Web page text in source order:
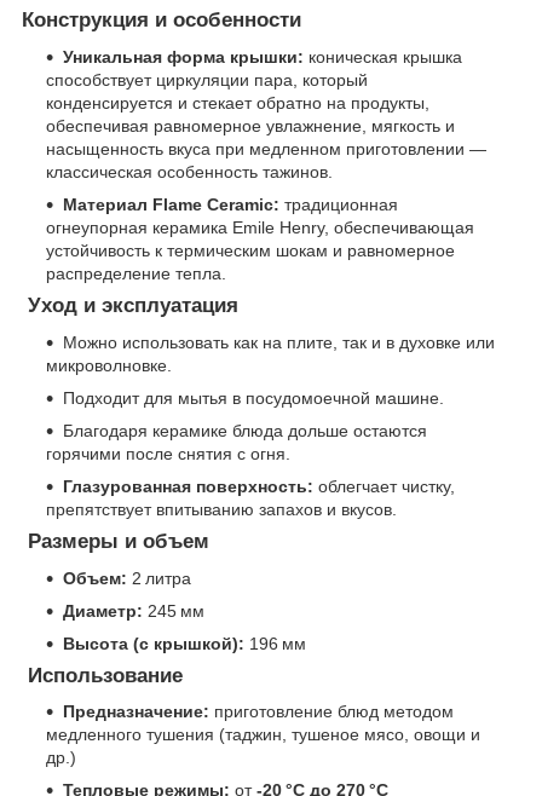
Конструкция и особенности
Уникальная форма крышки: коническая крышка
способствует циркуляции пара, который
конденсируется и стекает обратно на продукты,
обеспечивая равномерное увлажнение, мягкость и
насыщенность вкуса при медленном приготовлении —
классическая особенность тажинов.
Материал Flame Ceramic: традиционная
огнеупорная керамика Emile Henry, обеспечивающая
устойчивость к термическим шокам и равномерное
распределение тепла.
Уход и эксплуатация
Можно использовать как на плите, так и в духовке или
микроволновке.
Подходит для мытья в посудомоечной машине.
Благодаря керамике блюда дольше остаются
горячими после снятия с огня.
Глазурованная поверхность: облегчает чистку,
препятствует впитыванию запахов и вкусов.
Размеры и объем
Объем: 2 литра
Диаметр: 245 мм
Высота (с крышкой): 196 мм
Использование
Предназначение: приготовление блюд методом
медленного тушения (таджин, тушеное мясо, овощи и
др.)
Тепловые режимы: от‑20 °C до 270 °C